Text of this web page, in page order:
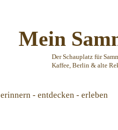
Mein
Der Schauplatz für
Kaffee, Berlin & alte
erinnern - entdecken - erleben